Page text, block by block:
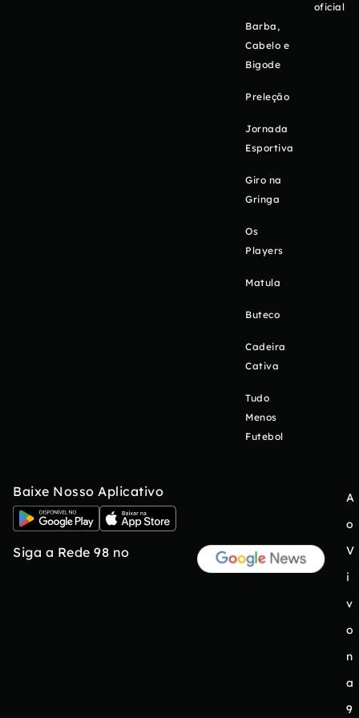
Barba,
Cabelo e
Bigode
Preleção
Jornada
Esportiva
Giro na
Gringa
Os
Players
Matula
Buteco
Cadeira
Cativa
Tudo
Menos
Futebol
oficial
Baixe Nosso Aplicativo
Siga a Rede 98 no
A
o
V
i
v
o
n
a
9